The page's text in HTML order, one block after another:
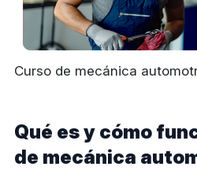
Curso de mecánica
Qué es y cómo
de mecánica